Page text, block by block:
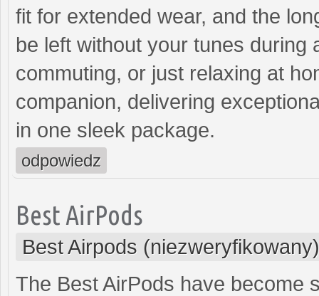
fit for extended wear, and the
be left without your tunes
commuting, or just relaxing at
companion, delivering
in one sleek package.
odpowiedz
Best AirPods
Best Airpods (niezweryfikowany)
The Best AirPods have become